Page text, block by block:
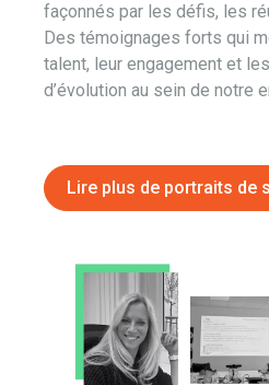
façonnés par les défis, les
Des témoignages forts qui
talent, leur engagement et
d’évolution au sein de notre
Lire plus de portraits de